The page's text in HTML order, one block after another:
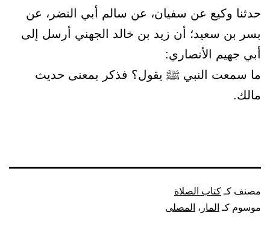
حدثنا وكيع عن سفيان، عن سالم أبي النضر، عن
بسر بن سعيد؛ أن زيد بن خالد الجهني أرسل إلى
أبي جهيم الأنصاري:
ما سمعت النبي ﷺ يقول؟ فذكر بمعنى حديث
مالك.
مصنف كـكتاب الصلاة
موسوم كـ المار ، المصلى